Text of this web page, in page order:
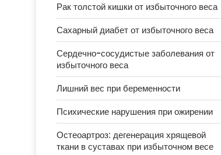
РОДОВ КТО- ПОСЛЕРОДОВОЕ
ОЖИРЕНИЕ: ПРИЧИНЫ,
СИМПТОМЫ, ДИАГНОСТИКА
И ЛЕЧЕНИЕ
Подробнее
Рак толстой кишки от избыточного веса
Сахарный диабет от избыточного веса
Сердечно-сосудистые заболевания от
избыточного веса
Лишний вес при беременности
Психические нарушения при ожирении
Остеоартроз: дегенерация хрящевой
ткани в суставах при избыточном весе